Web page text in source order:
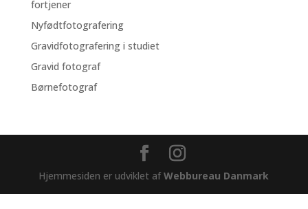
fortjener
Nyfødtfotografering
Gravidfotografering i studiet
Gravid fotograf
Børnefotograf
Hjemmesiden er udviklet afWebbureau Danmark